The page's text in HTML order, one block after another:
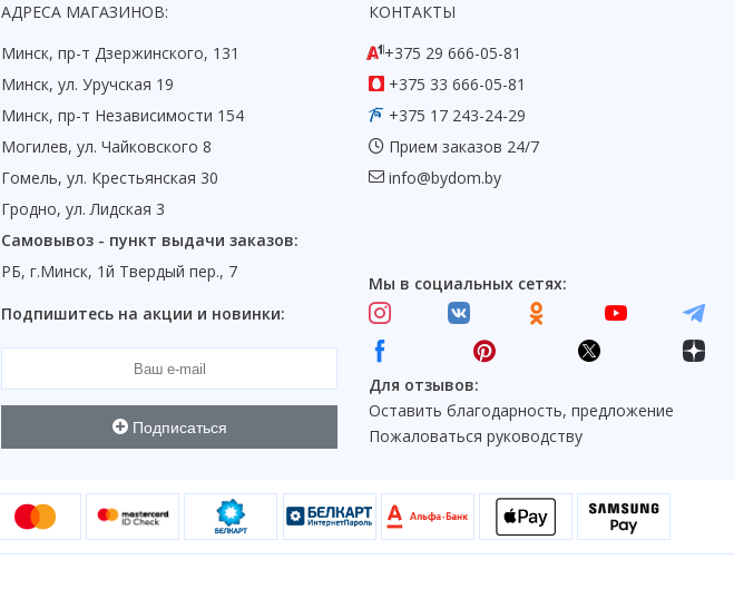
АДРЕСА МАГАЗИНОВ:
Минск, пр-т Дзержинского, 131
Минск, ул. Уручская 19
Минск, пр-т Независимости 154
Могилев, ул. Чайковского 8
Гомель, ул. Крестьянская 30
Гродно, ул. Лидская 3
Самовывоз - пункт выдачи заказов:
РБ, г.Минск, 1й Твердый пер., 7
Подпишитесь на акции и новинки:
Подписаться
КОНТАКТЫ
+375 29 666-05-81
+375 33 666-05-81
+375 17 243-24-29
Прием заказов 24/7
info@bydom.by
Мы в социальных сетях:
Для отзывов:
Оставить благодарность, предложение
Пожаловаться руководству